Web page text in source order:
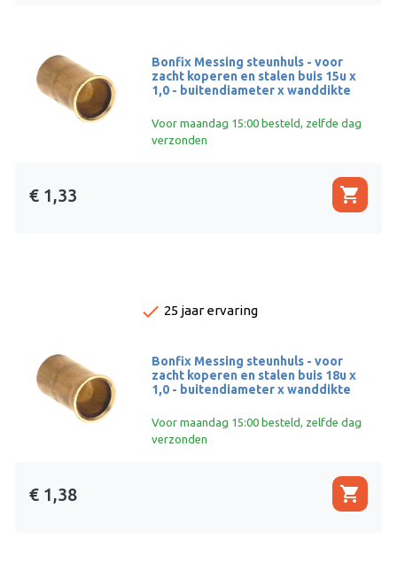
Bonfix Messing steunhuls - voor
zacht koperen en stalen buis 15u x
1,0 - buitendiameter x wanddikte
Voor maandag 15:00 besteld, zelfde dag
verzonden
€ 1,33 shopping_cart
done 25 jaar ervaring
Bonfix Messing steunhuls - voor
zacht koperen en stalen buis 18u x
1,0 - buitendiameter x wanddikte
Voor maandag 15:00 besteld, zelfde dag
verzonden
€ 1,38 shopping_cart